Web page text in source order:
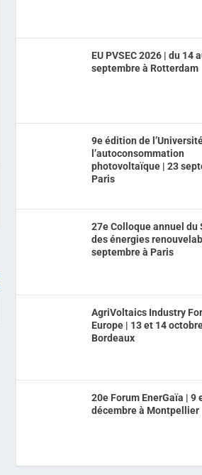
EU PVSEC 2026 | du 14
septembre à Rotterdam
9e édition de
l’autoconsommation
photovoltaïque | 23
Paris
27e Colloque annuel du
des énergies
septembre à Paris
AgriVoltaics Industry
Europe | 13 et 14
Bordeaux
20e Forum EnerGaïa | 9
décembre à Montpellier